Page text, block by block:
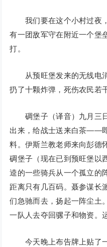
我们要在这个小村过夜，
有一团敌军守在附近一个堡
打。
从预旺堡发来的无线电消
扔了十颗炸弹，死伤农民若
碉堡子（译音）九月三日
出来，给战士送来白茶——
料。伊斯兰教老师来向彭德
碉堡子（现在已到预旺堡以
逵的一些骑兵从一个孤立的
距离只有几百码。聂参谋长
们急驰而去，扬起一阵尘土
一队人去夺回骡子和物资。
今天晚上布告牌上贴了